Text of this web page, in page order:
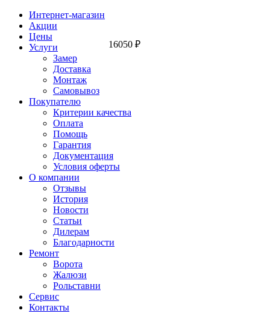
Интернет-магазин
Акции
Цены
Услуги
Замер
Доставка
Монтаж
Самовывоз
Покупателю
Критерии качества
Оплата
Помощь
Гарантия
Документация
Условия оферты
О компании
Отзывы
История
Новости
Статьи
Дилерам
Благодарности
Ремонт
Ворота
Жалюзи
Рольставни
Сервис
Контакты
16050 ₽